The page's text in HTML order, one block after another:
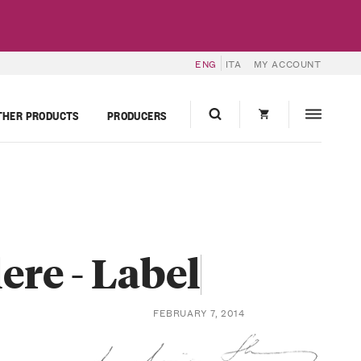
ENG ITA MY ACCOUNT
PRODUCTS PRODUCERS
- Label
FEBRUARY 7, 2014